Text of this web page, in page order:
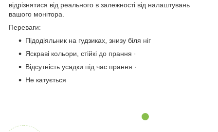
відрізнятися від реального в залежності від налаштувань
вашого монітора.
Переваги:
Підодіяльник на гудзиках, знизу біля ніг
Яскраві кольори, стійкі до прання ·
Відсутність усадки під час прання ·
Не катується